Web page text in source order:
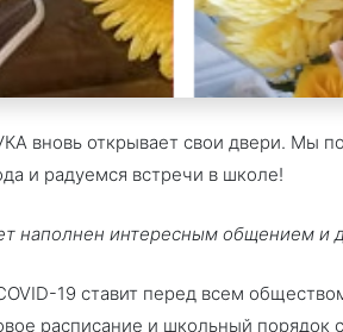
вновь открывает свои двери. Мы
и радуемся встречи в школе!
наполнен интересным общением
19 ставит перед всем
расписание и школьный порядок